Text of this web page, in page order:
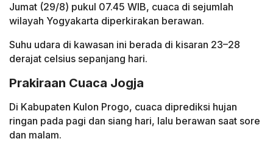
Jumat (29/8) pukul 07.45 WIB, cuaca di sejumlah
wilayah Yogyakarta diperkirakan berawan.
Suhu udara di kawasan ini berada di kisaran 23–28
derajat celsius sepanjang hari.
Prakiraan Cuaca Jogja
Di Kabupaten Kulon Progo, cuaca diprediksi hujan
ringan pada pagi dan siang hari, lalu berawan saat sore
dan malam.